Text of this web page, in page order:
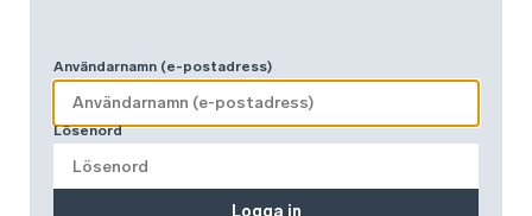
Användarnamn (e-postadress)
Lösenord
Logga in